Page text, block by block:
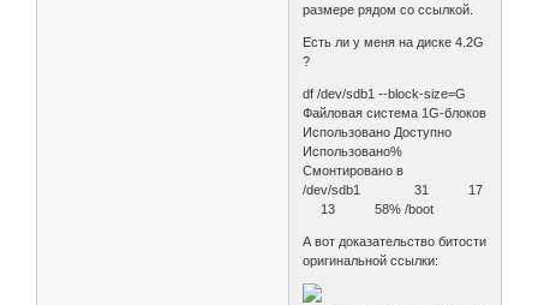
размере рядом со ссылкой.
Есть ли у меня на диске 4.2G
?
df /dev/sdb1 --block-size=G
Файловая система 1G-блоков
Использовано Доступно
Использовано%
Cмонтировано в
/dev/sdb1 31 17
13 58% /boot
А вот доказательство битости
оригинальной ссылки: